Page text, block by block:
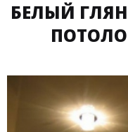
БЕЛЫЙ